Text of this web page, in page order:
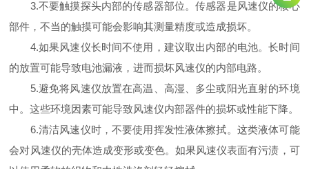
3.不要触摸探头内部的传感器部位。传感器是风速仪的核心
部件，不当的触摸可能会影响其测量精度或造成损坏。
4.如果风速仪长时间不使用，建议取出内部的电池。长时间
的放置可能导致电池漏液，进而损坏风速仪的内部电路。
5.避免将风速仪放置在高温、高湿、多尘或阳光直射的环境
中。这些环境因素可能导致风速仪内部器件的损坏或性能下降。
6.清洁风速仪时，不要使用挥发性液体擦拭。这类液体可能
会对风速仪的壳体造成变形或变色。如果风速仪表面有污渍，可